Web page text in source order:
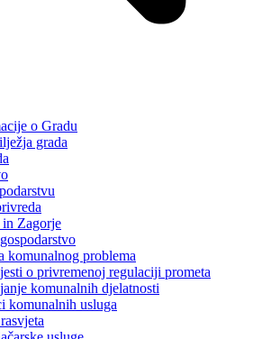
o Gradu
grada
in Zagorje
komunalnog problema
o privremenoj regulaciji prometa
komunalnih djelatnosti
komunalnih usluga